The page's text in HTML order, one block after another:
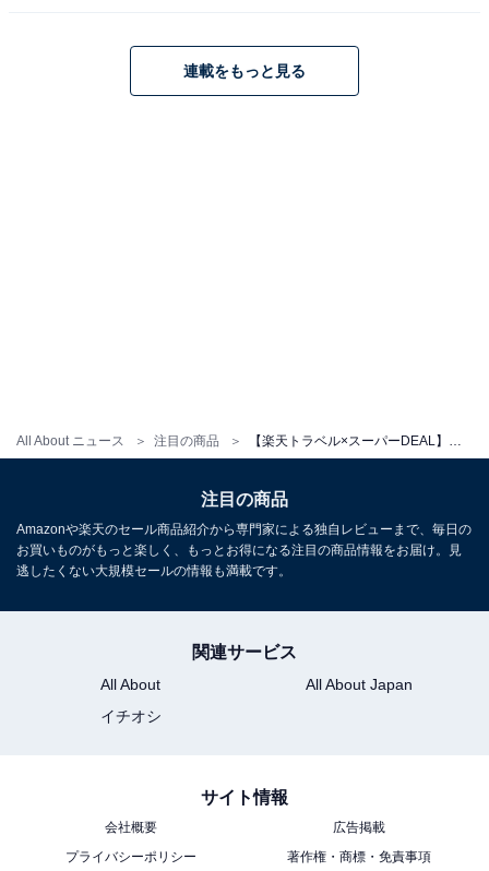
All About ニュース 注目の商品
こちらもおすすめ
連載をもっと見る
注目の商品
Amazonや楽天のセール商品紹介から専門家による独自レビューまで、毎日の
お買いものがもっと楽しく、もっとお得になる注目の商品情報をお届け。見
逃したくない大規模セールの情報も満載です。
関連サービス
All About
All About Japan
イチオシ
サイト情報
会社概要
広告掲載
プライバシーポリシー
著作権・商標・免責事項